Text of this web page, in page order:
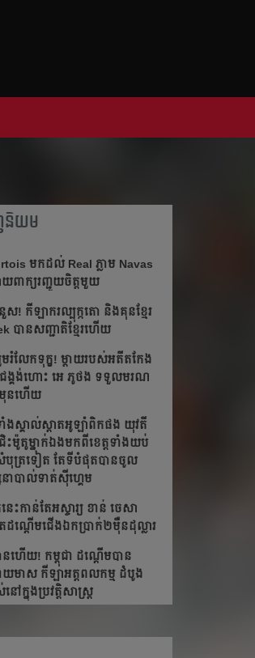
និយម
មក​ដល់​ Real ភ្លាម​​ Navas
ពាក្យ​រញ្ជួយ​ចិត្ត​មួយ​
ស!​ កីឡាករ​ល្បុក្កតោ​ និង​គុន​ខ្មែរ​
បាន​សញ្ជាតិ​ខ្មែរ​ហើយ​
រំលែក​ទុក្ខ​! ម្ដាយ​របស់​អតីត​កែង​
ជង្គង់​ហោះ​ អេ​ ភូថង​ ទទួល​មរណ
ន​ហើយ
ងស្គាល់ស្តាតអូឡាំពិកផង យុវតី
ជិះម៉ូតូម្នាក់ឯងមកពីខេត្ត​ទាំង​យប់
ត្រទៀត តែ​ទី​បំផុត​បាន​ចូល​
ា​បាល់ទាត់ស៊ីហ្គេម
េះ​កាន់​តែ​អស្ចារ្យ ខាន់ ចេសា
ដណ្តើម​ជើង​ឯកប្រាក់២ម៉ឺនដុល្លារ​
ានហើយ! កម្ពុជា ដណ្តើមបាន
យមាស កីឡាអត្តពលកម្ម ដំបូង
ៅក្នុងប្រវត្តិសាស្រ្ត